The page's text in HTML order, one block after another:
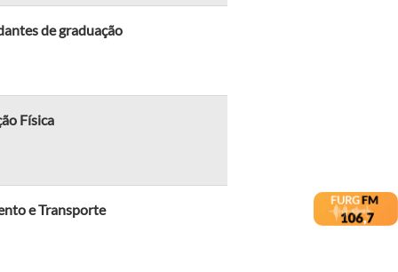
de graduação
Física
e Transporte